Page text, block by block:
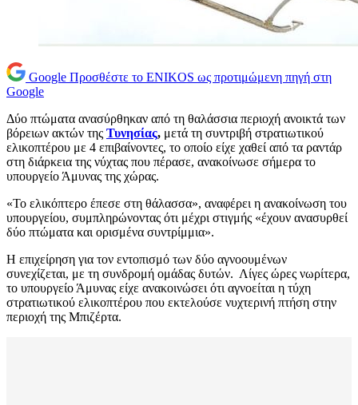
Google Προσθέστε το ENIKOS ως προτιμώμενη πηγή στη
Google
Δύο πτώματα ανασύρθηκαν από τη θαλάσσια περιοχή ανοικτά των
βόρειων ακτών της Τυνησίας, μετά τη συντριβή στρατιωτικού
ελικοπτέρου με 4 επιβαίνοντες, το οποίο είχε χαθεί από τα ραντάρ
στη διάρκεια της νύχτας που πέρασε, ανακοίνωσε σήμερα το
υπουργείο Άμυνας της χώρας.
«Το ελικόπτερο έπεσε στη θάλασσα», αναφέρει η ανακοίνωση του
υπουργείου, συμπληρώνοντας ότι μέχρι στιγμής «έχουν ανασυρθεί
δύο πτώματα και ορισμένα συντρίμμια».
Η επιχείρηση για τον εντοπισμό των δύο αγνοουμένων
συνεχίζεται, με τη συνδρομή ομάδας δυτών. Λίγες ώρες νωρίτερα,
το υπουργείο Άμυνας είχε ανακοινώσει ότι αγνοείται η τύχη
στρατιωτικού ελικοπτέρου που εκτελούσε νυχτερινή πτήση στην
περιοχή της Μπιζέρτα.